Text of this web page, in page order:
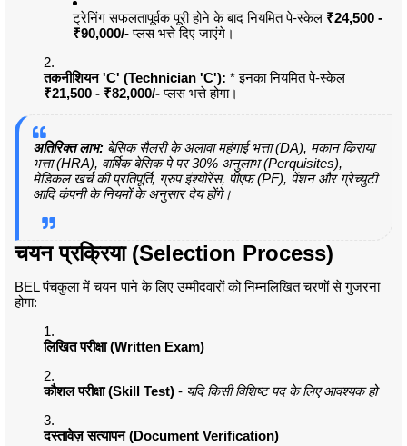
ट्रेनिंग सफलतापूर्वक पूरी होने के बाद नियमित पे-स्केल ₹24,500 -
₹90,000/-प्लस भत्ते दिए जाएंगे।
तकनीशियन 'C' (Technician 'C'): * इनका नियमित पे-स्केल
₹21,500 - ₹82,000/-प्लस भत्ते होगा।
अतिरिक्त लाभ: बेसिक सैलरी के अलावा महंगाई भत्ता (DA), मकान किराया
भत्ता (HRA), वार्षिक बेसिक पे पर 30% अनुलाभ (Perquisites),
मेडिकल खर्च की प्रतिपूर्ति, ग्रुप इंश्योरेंस, पीएफ (PF), पेंशन और ग्रेच्युटी
आदि कंपनी के नियमों के अनुसार देय होंगे।
चयन प्रक्रिया (Selection Process)
BEL पंचकुला में चयन पाने के लिए उम्मीदवारों को निम्नलिखित चरणों से गुजरना
होगा:
लिखित परीक्षा (Written Exam)
कौशल परीक्षा (Skill Test) - यदि किसी विशिष्ट पद के लिए आवश्यक हो
दस्तावेज़ सत्यापन (Document Verification)